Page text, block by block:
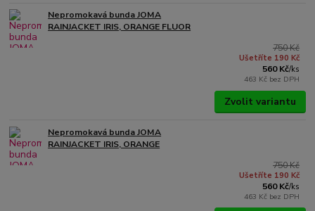
Nepromokavá bunda JOMA
RAINJACKET IRIS, ORANGE FLUOR
750 Kč
Ušetříte 190 Kč
560 Kč/ks
463 Kč bez DPH
Zvolit variantu
Nepromokavá bunda JOMA
RAINJACKET IRIS, ORANGE
750 Kč
Ušetříte 190 Kč
560 Kč/ks
463 Kč bez DPH